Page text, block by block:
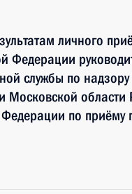
личного
Федерации
службы по
Московской
по приёму